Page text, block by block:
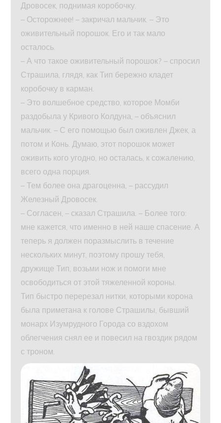
Дровосек, поднимая коробочку.
– Осторожнее! – закричал мальчик. – Это
оживительный порошок. Его и так мало
осталось.
– А что такое оживительный порошок? – спросил
Страшила, глядя, как Тип бережно кладет
коробочку в карман.
– Это волшебное средство, которое Момби
раздобыла у Кривого Колдуна, – объяснил
мальчик. – С его помощью был оживлен Джек, а
потом и Конь. Думаю, этот порошок может
оживить кого угодно, но осталась, к сожалению,
всего одна порция.
– Тем более она драгоценна, – рассудил
Железный Дровосек.
– Согласен, – сказал Страшила. – Более того:
мне кажется, что именно в ней наше спасение. А
теперь я должен поразмыслить в течение
нескольких минут, поэтому прошу тебя,
дружище Тип, возьми нож и помоги мне
освободиться от этой тяжеленной короны.
Тип быстро перерезал нитки, которыми корона
была приметана к голове Страшилы, бывший
монарх Изумрудного Города со вздохом
облегчения снял ее и повесил на гвоздик рядом
с троном.